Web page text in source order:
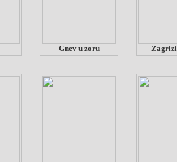
Gnev u zoru